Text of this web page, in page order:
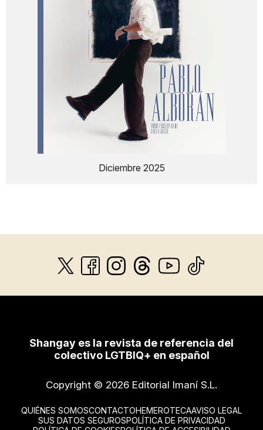
Diciembre 2025
Shangay es la revista de referencia del
colectivo LGTBIQ+ en español
Copyright © 2026 Editorial Imaní S.L.
QUIÉNES SOMOSCONTACTOHEMEROTECAAVISO LEGAL
SUS DATOS SEGUROSPOLÍTICA DE PRIVACIDAD